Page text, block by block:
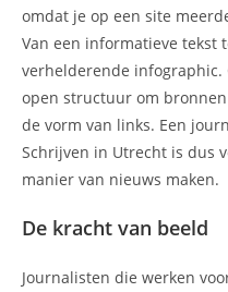
omdat je op een site
Van een informatieve tekst
verhelderende
open structuur om
de vorm van links. Een
Schrijven in Utrecht is dus
manier van nieuws maken.
De kracht van beeld
Journalisten die werken